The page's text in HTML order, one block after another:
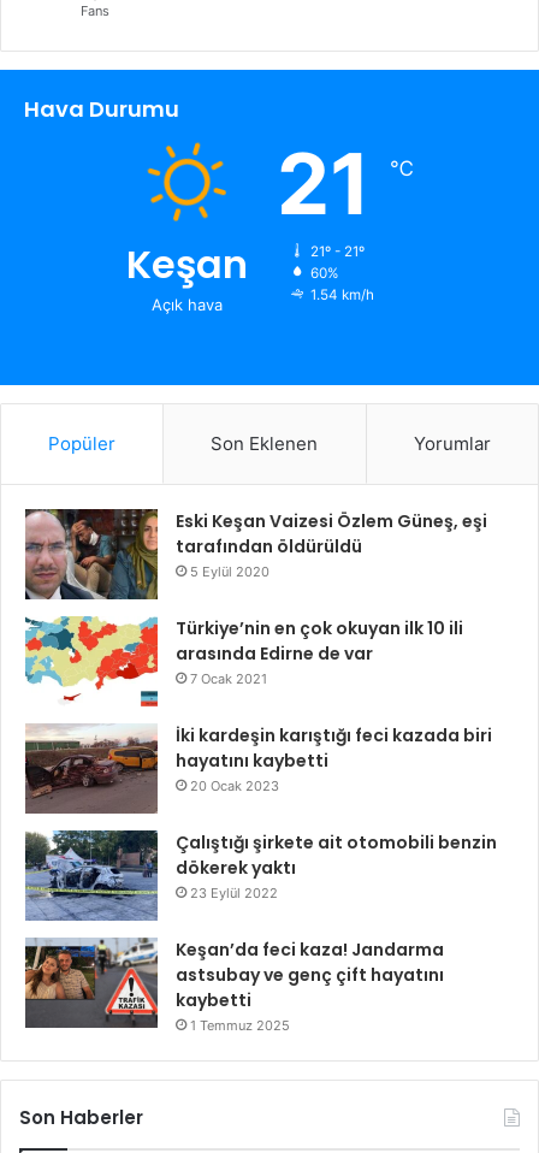
Fans
Hava Durumu
Keşan
Açık hava
21 ℃
21º - 21º
60%
1.54 km/h
Popüler Son Eklenen Yorumlar
Eski Keşan Vaizesi Özlem Güneş, eşi
tarafından öldürüldü
5 Eylül 2020
Türkiye’nin en çok okuyan ilk 10 ili
arasında Edirne de var
7 Ocak 2021
İki kardeşin karıştığı feci kazada biri
hayatını kaybetti
20 Ocak 2023
Çalıştığı şirkete ait otomobili benzin
dökerek yaktı
23 Eylül 2022
Keşan’da feci kaza! Jandarma
astsubay ve genç çift hayatını
kaybetti
1 Temmuz 2025
Son Haberler